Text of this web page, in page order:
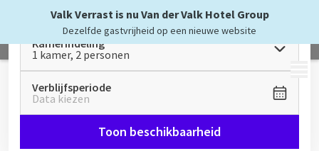
Valk Verrast is nu Van der Valk Hotel Group
Dezelfde gastvrijheid op een nieuwe website
MENU
Kamerindeling
1 kamer, 2 personen
Verblijfsperiode
Data kiezen
Toon beschikbaarheid